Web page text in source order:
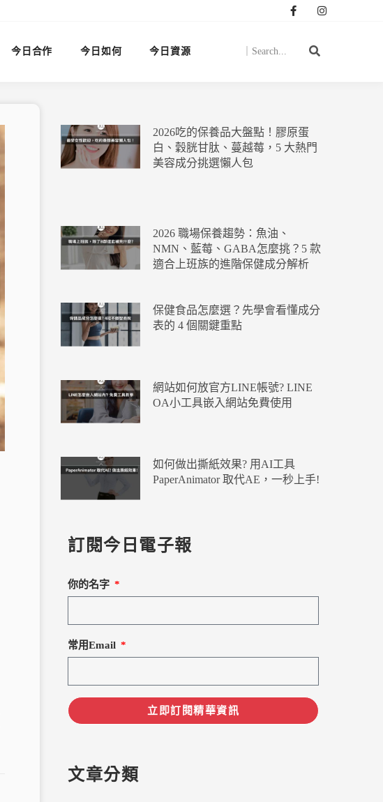
今日合作 今日如何 今日資源
2026吃的保養品大盤點！膠原蛋
白、穀胱甘肽、蔓越莓，5 大熱門
美容成分挑選懶人包
2026 職場保養趨勢：魚油、
NMN、藍莓、GABA怎麼挑？5 款
適合上班族的進階保健成分解析
保健食品怎麼選？先學會看懂成分
表的 4 個關鍵重點
網站如何放官方LINE帳號? LINE
OA小工具嵌入網站免費使用
如何做出撕紙效果? 用AI工具
PaperAnimator 取代AE，一秒上手!
訂閱今日電子報
你的名字
常用Email
立即訂閱精華資訊
文章分類